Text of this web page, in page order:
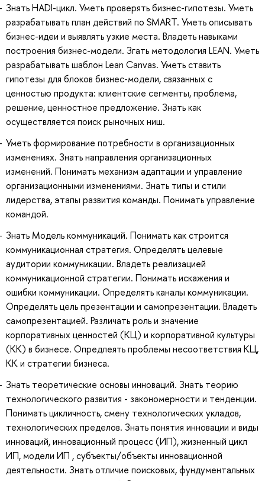
Знать HADI-цикл. Уметь проверять бизнес-гипотезы. Уметь
разрабатывать план действий по SMART. Уметь описывать
бизнес-идеи и выявлять узкие места. Владеть навыками
построения бизнес-модели. Згать методология LEAN. Уметь
разрабатывать шаблон Lean Canvas. Уметь ставить
гипотезы для блоков бизнес-модели, связанных с
ценностью продукта: клиентские сегменты, проблема,
решение, ценностное предложение. Знать как
осуществляется поиск рыночных ниш.
Уметь формирование потребности в организационных
изменениях. Знать направления организационных
изменений. Понимать механизм адаптации и управление
организационными изменениями. Знать типы и стили
лидерства, этапы развития команды. Понимать управление
командой.
Знать Модель коммуникаций. Понимать как строится
коммуникационная стратегия. Определять целевые
аудитории коммуникации. Владеть реализацией
коммуникационной стратегии. Понимать искажения и
ошибки коммуникации. Определять каналы коммуникации.
Определять цель презентации и самопрезентации. Владеть
самопрезентацией. Различать роль и значение
корпоративных ценностей (КЦ) и корпоративной культуры
(КК) в бизнесе. Опредлеять проблемы несоответствия КЦ,
КК и стратегии бизнеса.
Знать теоретические основы инноваций. Знать теорию
технологического развития - закономерности и тенденции.
Понимать цикличность, смену технологических укладов,
технологических пределов. Знать понятия инновации и виды
инноваций, инновационный процесс (ИП), жизненный цикл
ИП, модели ИП , субъекты/объекты инновационной
деятельности. Знать отличие поисковых, фундументальных